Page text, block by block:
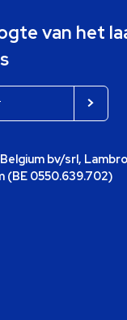
van het
bv/srl,
(BE 0550.639.702)